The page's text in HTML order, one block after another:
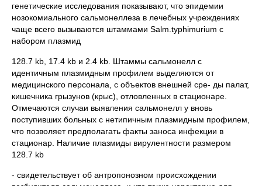
генетические исследования показывают, что эпидемии
нозокомиального сальмонеллеза в лечебных учреждениях
чаще всего вызываются штаммами Salm.typhimurium с
набором плазмид
128.7 kb, 17.4 kb и 2.4 kb. Штаммы сальмонелл с
идентичным плазмидным профилем выделяются от
медицинского персонала, с объектов внешней сре- ды палат,
кишечника грызунов (крыс), отловленных в стационаре.
Отмечаются случаи выявления сальмонелл у вновь
поступивших больных с нетипичным плазмидным профилем,
что позволяет предполагать факты заноса инфекции в
стационар. Наличие плазмиды вирулентности размером
128.7 kb
- свидетельствует об антропонозном происхождении